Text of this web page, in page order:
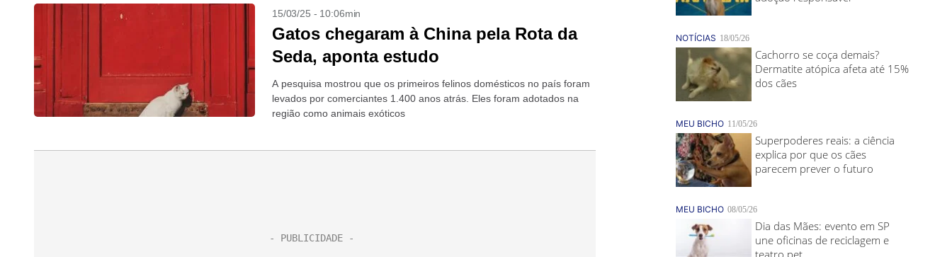
15/03/25 - 10:06min
Gatos chegaram à China pela Rota da
Seda, aponta estudo
A pesquisa mostrou que os primeiros felinos domésticos no país foram
levados por comerciantes 1.400 anos atrás. Eles foram adotados na
região como animais exóticos